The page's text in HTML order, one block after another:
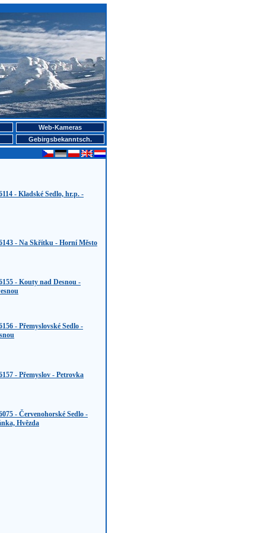
Web-Kameras
Gebirgsbekanntsch.
- Kladské Sedlo, hr.p. -
- Na Skřítku - Horní Město
- Kouty nad Desnou -
- Přemyslovské Sedlo -
- Přemyslov - Petrovka
- Červenohorské Sedlo -
Hvězda